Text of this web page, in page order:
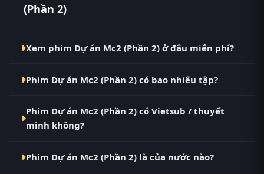
(Phần 2)
Xem phim Dự án Mc2 (Phần 2) ở đâu miễn phí?
miễn phí tại RoPhim (phimvn2y.com) — không
thay thế cho PhimMoi, MotPhim, MotChill,
GhienPhim, ThungPhim, Phim VN2, BiluTV, TVHay.
Phim Dự án Mc2 (Phần 2) có bao nhiêu tập?
Hoàn Tất (6/6). Tại RoPhim, các tập mới được cập
nhật liên tục mỗi 10 phút khi nguồn có nội dung
Phim Dự án Mc2 (Phần 2) có Vietsub / thuyết
minh không?
Vietsub với chất lượng HD. Bạn có thể chuyển giữa
Phim Dự án Mc2 (Phần 2) là của nước nào?